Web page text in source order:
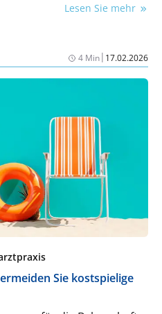
Checkliste, um teure
Lesen Sie mehr
4 Min| 17.02.2026
Sie kostspielige